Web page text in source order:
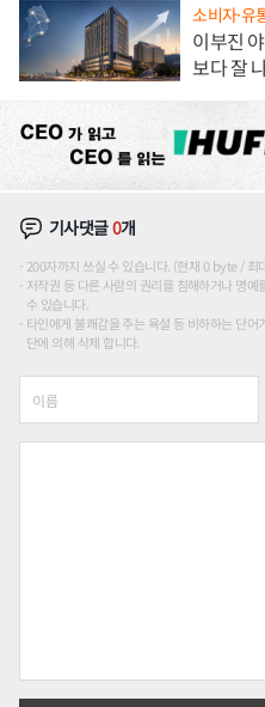
소비자·유
이부진
보다 잘
기사댓글0개
200자까지 쓰실 수 있습니다. (현재 0 byte / 최
저작권 등 다른 사람의 권리를 침해하거나 명
수 있습니다.
타인에게 불쾌감을 주는 욕설 등 비하하는 단
단에 의해 삭제 합니다.